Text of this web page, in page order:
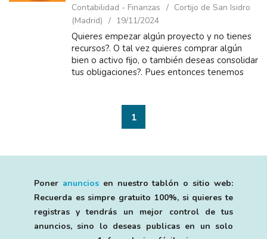
Contabilidad - Finanzas
Cortijo de San Isidro
(Madrid)
19/11/2024
Quieres empezar algún proyecto y no tienes
recursos?. O tal vez quieres comprar algún
bien o activo fijo, o también deseas consolidar
tus obligaciones?. Pues entonces tenemos
1
Poner anunciosen nuestro tablón o sitio web:
Recuerda es simpre gratuito 100%, si quieres te
registras y tendrás un mejor control de tus
anuncios, sino lo deseas publicas en un solo